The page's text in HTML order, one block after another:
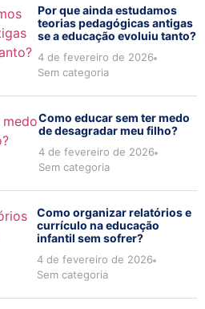
Por que ainda estudamos
teorias pedagógicas antigas
se a educação evoluiu tanto?
4 de fevereiro de 2026
Sem categoria
Como educar sem ter medo
de desagradar meu filho?
4 de fevereiro de 2026
Sem categoria
Como organizar relatórios e
currículo na educação
infantil sem sofrer?
4 de fevereiro de 2026
Sem categoria